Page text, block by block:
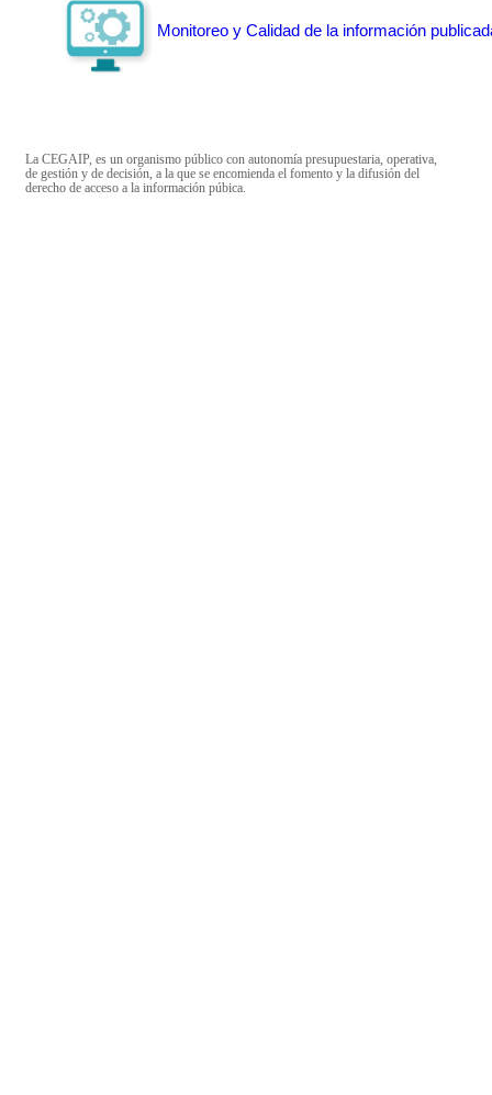
Monitoreo y Calidad de la información
La CEGAIP, es un organismo público con autonomía presupuestaria, operativa,
de gestión y de decisión, a la que se encomienda el fomento y la difusión del
derecho de acceso a la información púbica.